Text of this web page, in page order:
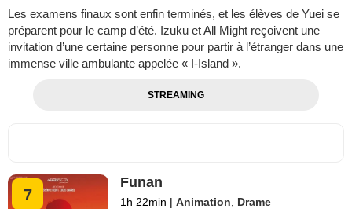
Les examens finaux sont enfin terminés, et les élèves de Yuei se
préparent pour le camp d’été. Izuku et All Might reçoivent une
invitation d’une certaine personne pour partir à l’étranger dans une
immense ville ambulante appelée « I-Island ».
STREAMING
7
Funan
1h 22min | Animation
Drame